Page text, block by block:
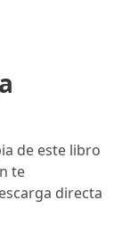
de este libro
te
directa